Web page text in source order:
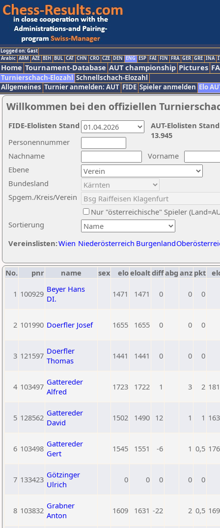
Logged on: Gast
Arabic ARM AZE BIH BUL CAT CHN CRO CZE DEN ENG ESP FAI FIN FRA GER GRE INA
Home Tournament-Database AUT championship Pictures
Turnierschach-Elozahl Schnellschach-Elozahl
Allgemeines Turnier anmelden: AUT FIDE Spieler anmelden Elo
Willkommen bei den offiziellen
Nachname
Vorname
Ebene
Sortierung
Personennummer
Bundesland
Spgem./Kreis/Verein
Nur "österreichische" Spieler
Vereinslisten:Wien Niederösterreich Burgenland
AUT-Elolisten
13.945
FIDE-Elolisten Stand
No. pnr name sex eloeloaltdiffabg anz pkt
1 100929 Beyer Hans
DI.
1471 1471 0 0 0
2 101990 Doerfler Josef 1655 1655 0 0 0
3 121597 Doerfler
Thomas
1441 1441 0 0 0
4 103497 Gattereder
Alfred
1723 1722 1 3 2
5 128562 Gattereder
David
1502 1490 12 1 1
6 103498 Gattereder
Gert
1545 1551 -6 1 0,5
7 133423 Götzinger
Ulrich
0 0 0 0 0
8 103832 Grabner
Anton
1609 1631 -22 2 0,5